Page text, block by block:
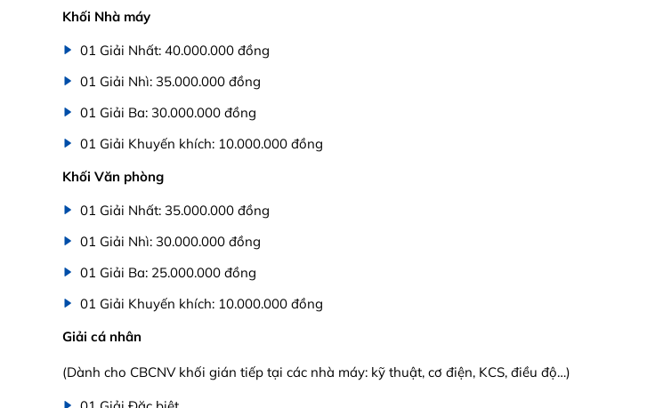
Khối Nhà máy
01 Giải Nhất: 40.000.000 đồng
01 Giải Nhì: 35.000.000 đồng
01 Giải Ba: 30.000.000 đồng
01 Giải Khuyến khích: 10.000.000 đồng
Khối Văn phòng
01 Giải Nhất: 35.000.000 đồng
01 Giải Nhì: 30.000.000 đồng
01 Giải Ba: 25.000.000 đồng
01 Giải Khuyến khích: 10.000.000 đồng
Giải cá nhân
(Dành cho CBCNV khối gián tiếp tại các nhà máy: kỹ thuật, cơ điện, KCS, điều độ…)